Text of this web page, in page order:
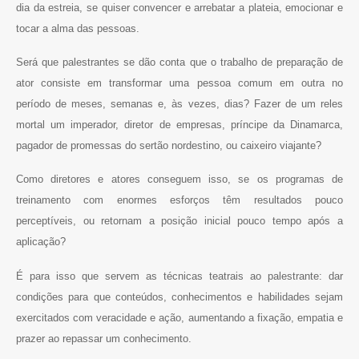
dia da estreia, se quiser convencer e arrebatar a plateia, emocionar e
tocar a alma das pessoas.
Será que palestrantes se dão conta que o trabalho de preparação de
ator consiste em transformar uma pessoa comum em outra no
período de meses, semanas e, às vezes, dias? Fazer de um reles
mortal um imperador, diretor de empresas, príncipe da Dinamarca,
pagador de promessas do sertão nordestino, ou caixeiro viajante?
Como diretores e atores conseguem isso, se os programas de
treinamento com enormes esforços têm resultados pouco
perceptíveis, ou retornam a posição inicial pouco tempo após a
aplicação?
É para isso que servem as técnicas teatrais ao palestrante: dar
condições para que conteúdos, conhecimentos e habilidades sejam
exercitados com veracidade e ação, aumentando a fixação, empatia e
prazer ao repassar um conhecimento.